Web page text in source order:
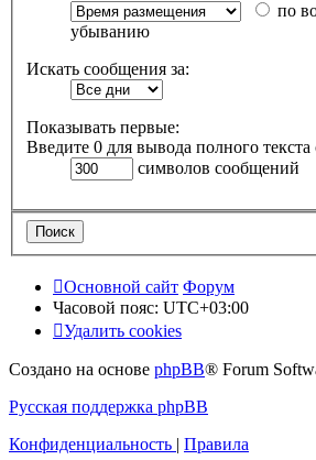
по
убыванию
Искать сообщения за:
Показывать первые:
Введите 0 для вывода полного
символов сообщений
Основной сайт Форум
Часовой пояс: UTC+03:00
Удалить cookies
Создано на основе phpBB® Forum
Русская поддержка phpBB
Конфиденциальность | Правила